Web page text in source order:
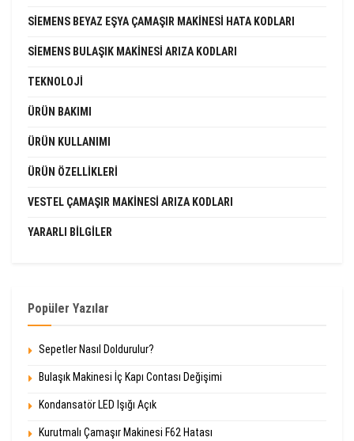
SIEMENS BEYAZ EŞYA ÇAMAŞIR MAKINESI HATA KODLARI
SIEMENS BULAŞIK MAKINESI ARIZA KODLARI
TEKNOLOJI
ÜRÜN BAKIMI
ÜRÜN KULLANIMI
ÜRÜN ÖZELLIKLERI
VESTEL ÇAMAŞIR MAKINESI ARIZA KODLARI
YARARLI BILGILER
Popüler Yazılar
Sepetler Nasıl Doldurulur?
Bulaşık Makinesi İç Kapı Contası Değişimi
Kondansatör LED Işığı Açık
Kurutmalı Çamaşır Makinesi F62 Hatası